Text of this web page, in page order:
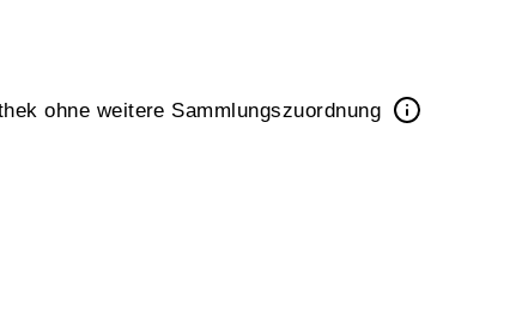
ohne weitere Sammlungszuordnung